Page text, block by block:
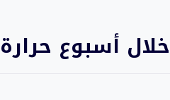
أسبوع